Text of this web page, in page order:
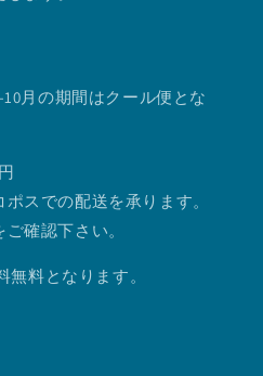
月の期間はクール便とな
スでの配送を承ります。
確認下さい。
無料となります。